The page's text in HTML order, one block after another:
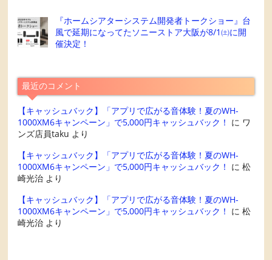
『ホームシアターシステム開発者トークショー』台
風で延期になってたソニーストア大阪が8/1㈯に開
催決定！
最近のコメント
【キャッシュバック】「アプリで広がる音体験！夏のWH-
1000XM6キャンペーン」で5,000円キャッシュバック！ に ワ
ンズ店員taku より
【キャッシュバック】「アプリで広がる音体験！夏のWH-
1000XM6キャンペーン」で5,000円キャッシュバック！ に松
崎光治 より
【キャッシュバック】「アプリで広がる音体験！夏のWH-
1000XM6キャンペーン」で5,000円キャッシュバック！ に松
崎光治 より